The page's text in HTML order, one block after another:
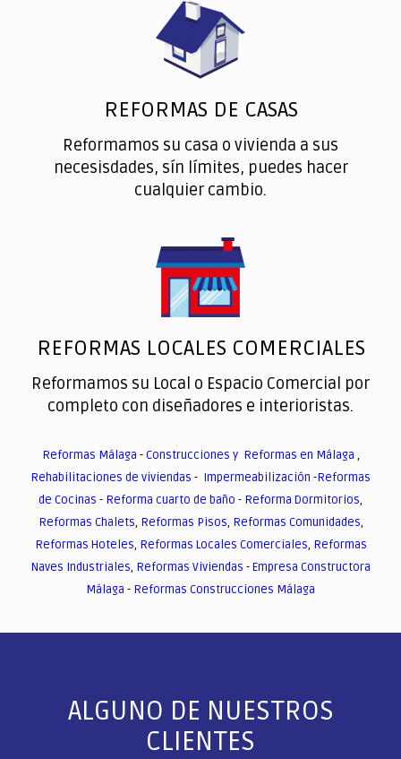
REFORMAS DE CASAS
Reformamos su casa o vivienda a sus
necesisdades, sín límites, puedes hacer
cualquier cambio.
REFORMAS LOCALES COMERCIALES
Reformamos su Local o Espacio Comercial por
completo con diseñadores e interioristas.
Reformas Málaga -Construcciones y Reformas en Málaga ,
Rehabilitaciones de viviendas - Impermeabilización -Reformas
de Cocinas - Reforma cuarto de baño - Reforma Dormitorios,
Reformas Chalets, Reformas Pisos, Reformas Comunidades,
Reformas Hoteles, Reformas Locales Comerciales, Reformas
Naves Industriales, Reformas Viviendas -Empresa Constructora
Málaga - Reformas Construcciones Málaga
ALGUNO DE NUESTROS
CLIENTES